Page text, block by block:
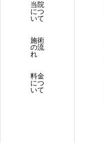
当院
につ
いて
施術
の流
れ
料金
につ
いて